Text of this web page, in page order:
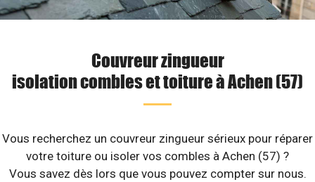
Couvreur zingueur
isolation combles et toiture à Achen (57)
Vous recherchez un couvreur zingueur sérieux pour réparer
votre toiture ou isoler vos combles à Achen (57) ?
Vous savez dès lors que vous pouvez compter sur nous.